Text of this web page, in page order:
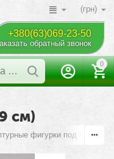
(грн)
+380(63)069-23-50
обратный звонок
0
см)
фигурки под бронзу